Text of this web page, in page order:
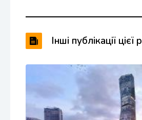
Інші публікації